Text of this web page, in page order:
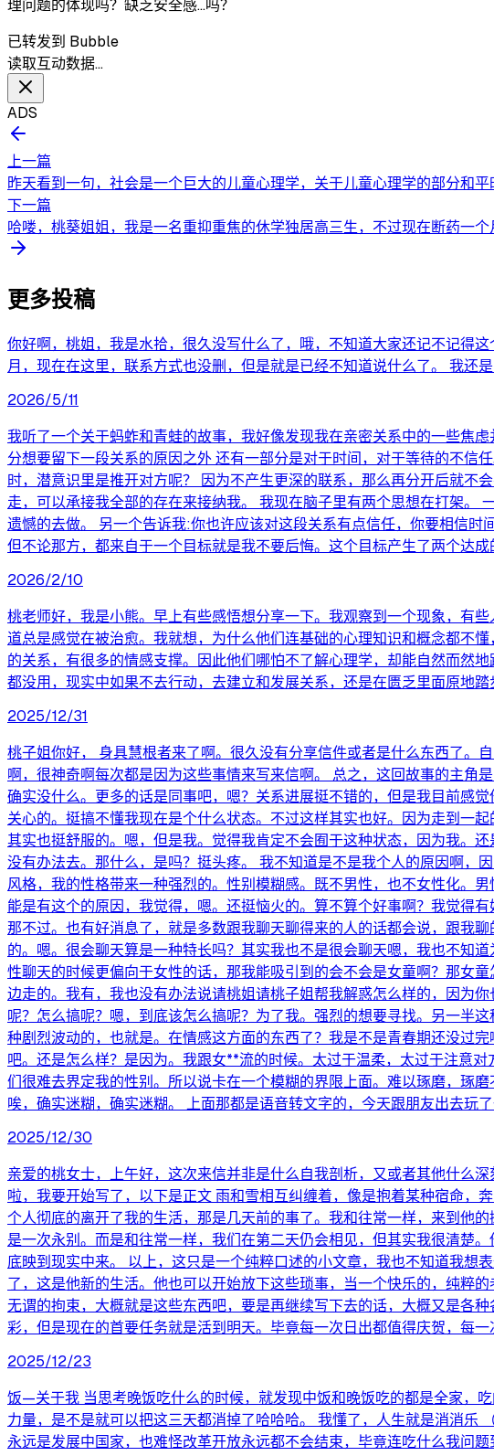
理问题的体现吗？缺乏安全感...吗？
已转发到 Bubble
读取互动数据…
ADS
上一篇
昨天看到一句，社会是一个巨大的儿童心理学，关于儿童心理学的部分和
下一篇
哈喽，桃葵姐姐，我是一名重抑重焦的休学独居高三生，不过现在断药一
更多投稿
你好啊，桃姐，我是水拾，很久没写什么了，哦，不知道大家还记不记得
月，现在在这里，联系方式也没删，但是就是已经不知道说什么了。 我还
2026/5/11
我听了一个关于蚂蚱和青蛙的故事，我好像发现我在亲密关系中的一些焦
分想要留下一段关系的原因之外 还有一部分是对于时间，对于等待的不信
时，潜意识里是推开对方呢？ 因为不产生更深的联系，那么再分开后就不
走，可以承接我全部的存在来接纳我。 我现在脑子里有两个思想在打架。
遗憾的去做。 另一个告诉我:你也许应该对这段关系有点信任，你要相信时
但不论那方，都来自于一个目标就是我不要后悔。这个目标产生了两个达
2026/2/10
桃老师好，我是小熊。早上有些感悟想分享一下。我观察到一个现象，有
道总是感觉在被治愈。我就想，为什么他们连基础的心理知识和概念都不
的关系，有很多的情感支撑。因此他们哪怕不了解心理学，却能自然而然
都没用，现实中如果不去行动，去建立和发展关系，还是在匮乏里面原地
2025/12/31
桃子姐你好， 身具慧根者来了啊。很久没有分享信件或者是什么东西了。
啊，很神奇啊每次都是因为这些事情来写来信啊。 总之，这回故事的主角
确实没什么。更多的话是同事吧，嗯？关系进展挺不错的，但是我目前感
关心的。挺搞不懂我现在是个什么状态。不过这样其实也好。因为走到一
其实也挺舒服的。嗯，但是我。觉得我肯定不会囿于这种状态，因为我。
没有办法去。那什么，是吗？挺头疼。 我不知道是不是我个人的原因啊，
风格，我的性格带来一种强烈的。性别模糊感。既不男性，也不女性化。
能是有这个的原因，我觉得，嗯。还挺恼火的。算不算个好事啊？我觉得
那不过。也有好消息了，就是多数跟我聊天聊得来的人的话都会说，跟我
的。嗯。很会聊天算是一种特长吗？其实我也不是很会聊天嗯，我也不知
性聊天的时候更偏向于女性的话，那我能吸引到的会不会是女童啊？那女
边走的。我有，我也没有办法说请桃姐请桃子姐帮我解惑怎么样的，因为
呢？怎么搞呢？嗯，到底该怎么搞呢？为了我。强烈的想要寻找。另一半
种剧烈波动的，也就是。在情感这方面的东西了？我是不是青春期还没过
吧。还是怎么样？是因为。我跟女**流的时候。太过于温柔，太过于注意
们很难去界定我的性别。所以说卡在一个模糊的界限上面。难以琢磨，琢
唉，确实迷糊，确实迷糊。 上面那都是语音转文字的，今天跟朋友出去玩
2025/12/30
亲爱的桃女士，上午好，这次来信并非是什么自我剖析，又或者其他什么
啦，我要开始写了，以下是正文 雨和雪相互纠缠着，像是抱着某种宿命，
个人彻底的离开了我的生活，那是几天前的事了。我和往常一样，来到他
是一次永别。而是和往常一样，我们在第二天仍会相见，但其实我很清楚
底映到现实中来。 以上，这只是一个纯粹口述的小文章，我也不知道我想
了，这是他新的生活。他也可以开始放下这些琐事，当一个快乐的，纯粹
无谓的拘束，大概就是这些东西吧，要是再继续写下去的话，大概又是各
彩，但是现在的首要任务就是活到明天。毕竟每一次日出都值得庆贺，每
2025/12/23
饭—关于我 当思考晚饭吃什么的时候，就发现中饭和晚饭吃的都是全家，
力量，是不是就可以把这三天都消掉了哈哈哈。 我懂了，人生就是消消乐
永远是发展中国家，也难怪改革开放永远都不会结束，毕竟连吃什么我问